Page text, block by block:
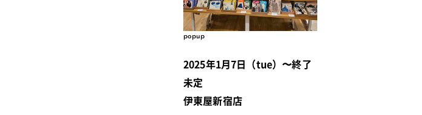
popup
2025年1月7日（tue）〜終了
未定
伊東屋新宿店